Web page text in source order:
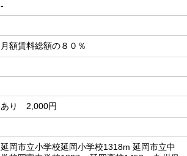
-
月額賃料総額の８０％
あり 2,000円
延岡市立小学校延岡小学校1318m 延岡市立中